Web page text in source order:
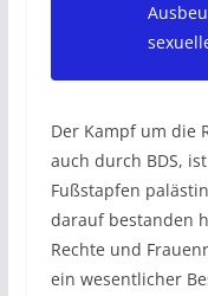
Der Kampf um die
auch durch BDS,
Fußstapfen
darauf bestanden
Rechte und
ein wesentlicher